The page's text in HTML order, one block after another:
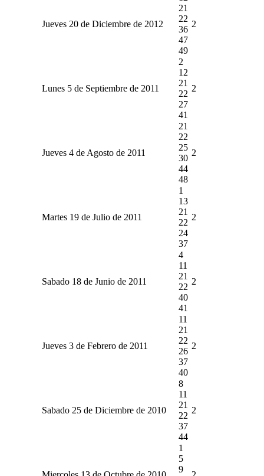
Jueves 20 de Diciembre de 2012
21
22
36
47
49
2
Lunes 5 de Septiembre de 2011
2
12
21
22
27
41
2
Jueves 4 de Agosto de 2011
21
22
25
30
44
48
2
Martes 19 de Julio de 2011
1
13
21
22
24
37
2
Sabado 18 de Junio de 2011
4
11
21
22
40
41
2
Jueves 3 de Febrero de 2011
11
21
22
26
37
40
2
Sabado 25 de Diciembre de 2010
8
11
21
22
37
44
2
1
5
9